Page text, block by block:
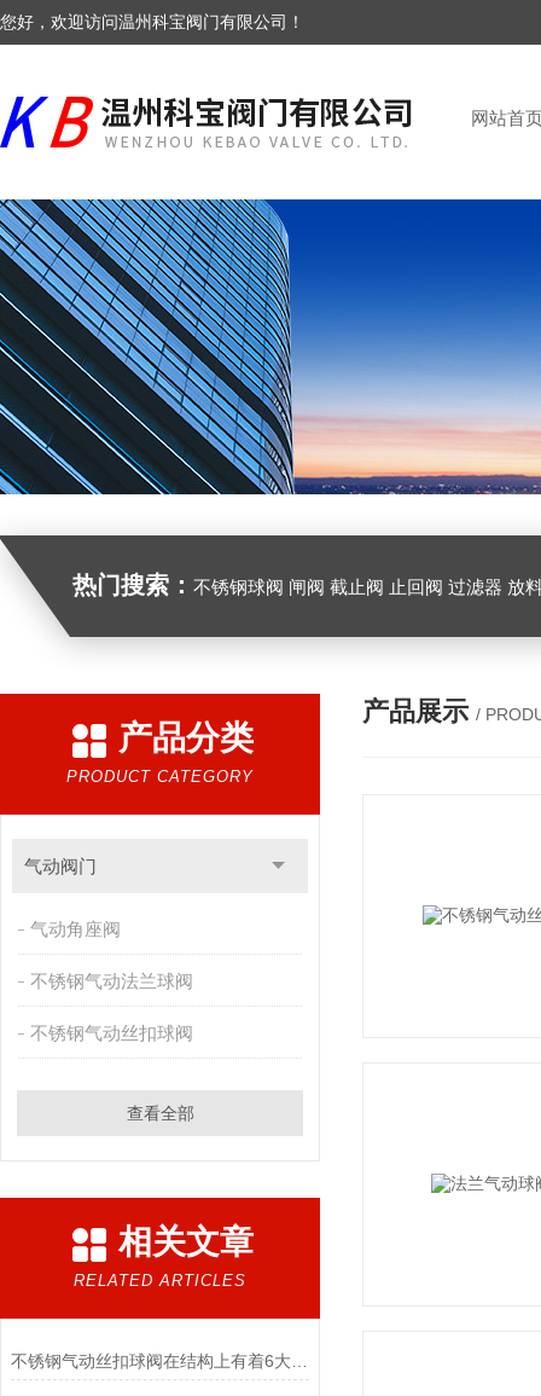
您好，欢迎访问温州科宝阀门有限公司！
网站首
热门搜索： 不锈钢球阀 闸阀 截止阀 止回阀 过滤器 放
产品分类
PRODUCT CATEGORY
气动阀门
气动角座阀
不锈钢气动法兰球阀
不锈钢气动丝扣球阀
查看全部
相关文章
RELATED ARTICLES
产品展示 /